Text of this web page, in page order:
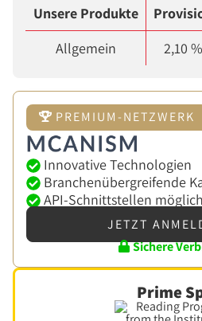
Unsere Produkte
Allgemein
2,10 %
PREMIUM-NETZWERK
Innovative Technologien
Branchenübergreifende
API-Schnittstellen möglich
JETZT
Sichere
Prime